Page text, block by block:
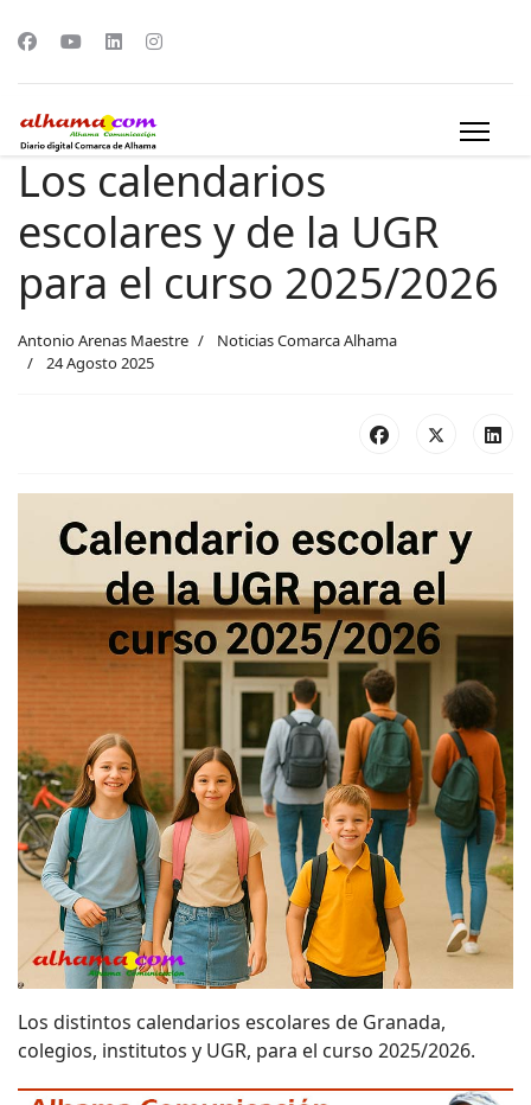
Los calendarios
escolares y de la UGR
para el curso 2025/2026
Antonio Arenas Maestre
Noticias Comarca Alhama
24 Agosto 2025
Los distintos calendarios escolares de Granada,
colegios, institutos y UGR, para el curso 2025/2026.